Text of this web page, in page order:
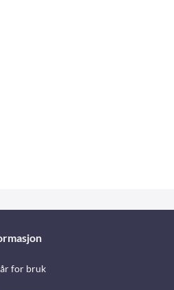
for bruk